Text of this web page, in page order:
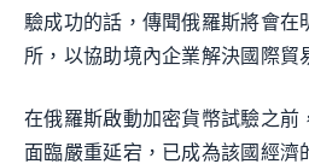
驗成功的話，傳聞俄羅斯將會在
所，以協助境內企業解決國際貿
在俄羅斯啟動加密貨幣試驗之前
面臨嚴重延宕，已成為該國經濟